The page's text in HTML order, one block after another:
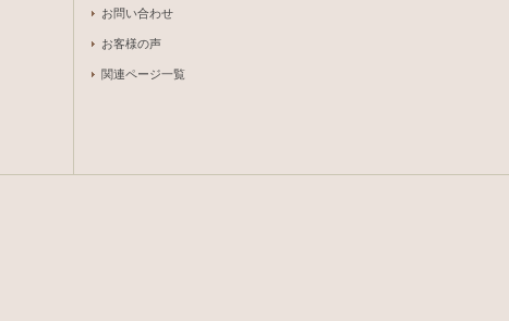
お問い合わせ
お客様の声
関連ページ一覧